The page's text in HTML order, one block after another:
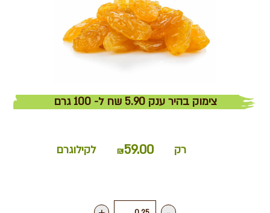
צימוק בהיר ענק 5.90 שח ל- 100 גרם
רק ₪59.00 לקילוגרם